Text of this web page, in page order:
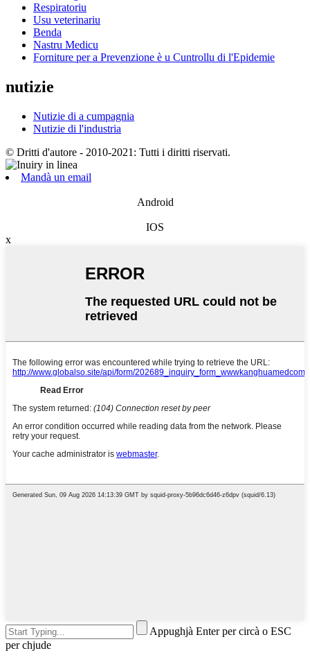
Respiratoriu
Usu veterinariu
Benda
Nastru Medicu
Forniture per a Prevenzione è u Cuntrollu di l'Epidemie
nutizie
Nutizie di a cumpagnia
Nutizie di l'industria
© Dritti d'autore - 2010-2021: Tutti i diritti riservati.
Mandà un email
Android
IOS
x
Appughjà Enter per circà o ESC
per chjude